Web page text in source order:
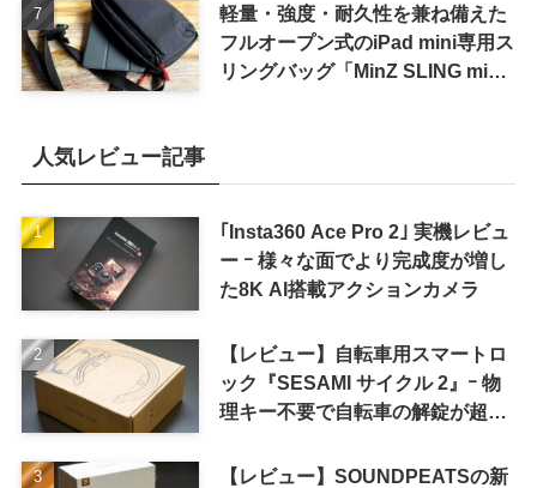
軽量・強度・耐久性を兼ね備えた
フルオープン式のiPad mini専用ス
リングバッグ「MinZ SLING mini
人気レビュー記事
｢Insta360 Ace Pro 2｣ 実機レビュ
ー ｰ 様々な面でより完成度が増し
た8K AI搭載アクションカメラ
【レビュー】自転車用スマートロ
ック『SESAMI サイクル 2』ｰ 物
理キー不要で自転車の解錠が超簡
【レビュー】SOUNDPEATSの新